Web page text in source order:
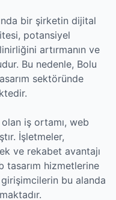
bir şirketin dijital
potansiyel
artırmanın ve
Bu nedenle, Bolu
sektöründe
iş ortamı, web
İşletmeler,
ve rekabet avantajı
tasarım hizmetlerine
bu alanda